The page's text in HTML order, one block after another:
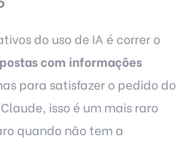
do uso de IA é correr o
com informações
para satisfazer o pedido do
isso é um mais raro
quando não tem a